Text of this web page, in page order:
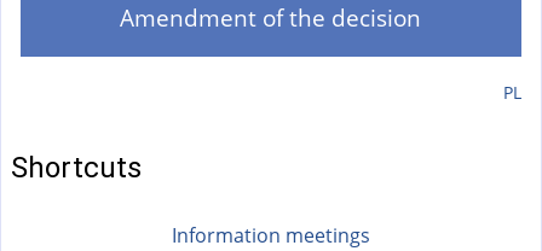
Amendment of the decision
PL
Shortcuts
Information meetings